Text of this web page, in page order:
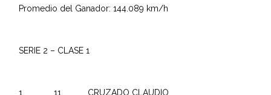
Promedio del Ganador: 144.089 km/h
SERIE 2 – CLASE 1
1 11 CRUZADO CLAUDIO